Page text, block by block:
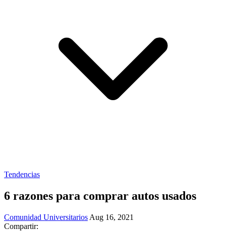
Tendencias
6 razones para comprar autos usados
Comunidad Universitarios Aug 16, 2021
Compartir: